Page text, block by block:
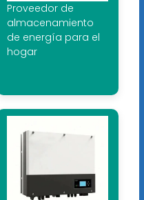
Proveedor de
almacenamiento
de energía para el
hogar